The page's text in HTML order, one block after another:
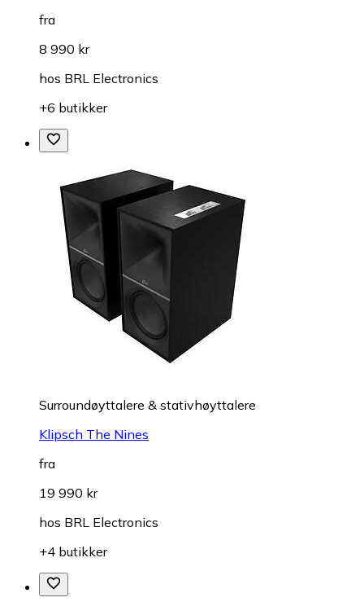
fra
8 990 kr
hos BRL Electronics
+6 butikker
Surroundøyttalere & stativhøyttalere
Klipsch The Nines
fra
19 990 kr
hos BRL Electronics
+4 butikker